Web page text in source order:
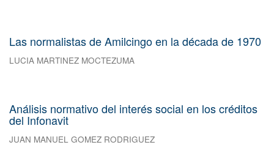
Las normalistas de Amilcingo en la década de 1970
LUCIA MARTINEZ MOCTEZUMA
Análisis normativo del interés social en los créditos
del Infonavit
JUAN MANUEL GOMEZ RODRIGUEZ